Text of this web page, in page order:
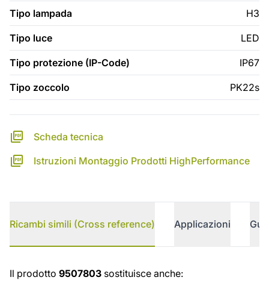
Tipo lampada H3
Tipo luce LED
Tipo protezione (IP-Code) IP67
Tipo zoccolo PK22s
Scheda tecnica
Istruzioni Montaggio Prodotti HighPerformance
Ricambi simili (Cross reference) Applicazioni
Ricambi simili (Cross reference)
Il prodotto 9507803 sostituisce anche: